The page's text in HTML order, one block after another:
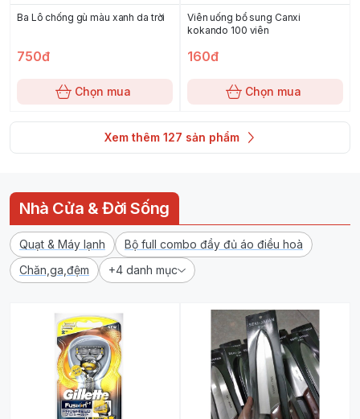
Ba Lô chống gù màu xanh da trời
750đ
Chọn mua
Viên uống bổ sung Canxi
kokando 100 viên
160đ
Chọn mua
Xem thêm 127 sản phẩm
Nhà Cửa & Đời Sống
Quạt & Máy lạnh
Bộ full combo đầy đủ áo điều hoà
Chăn,ga,đệm
+4 danh mục